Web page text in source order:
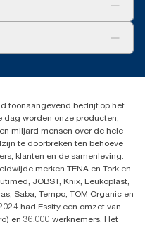
toonaangevend bedrijf op het
dag worden onze producten,
miljard mensen over de hele
te doorbreken ten behoeve
klanten en de samenleving.
merken TENA en Tork en
JOBST, Knix, Leukoplast,
Saba, Tempo, TOM Organic en
had Essity een omzet van
en 36.000 werknemers. Het